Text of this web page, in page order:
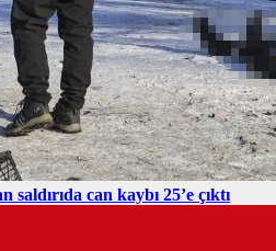
saldırıda can kaybı 25’e çıktı